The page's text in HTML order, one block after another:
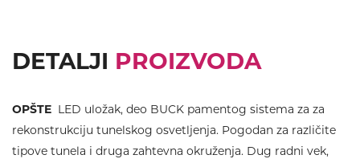
DETALJI PROIZVODA
OPŠTE LED uložak, deo BUCK pamentog sistema za za
rekonstrukciju tunelskog osvetljenja. Pogodan za različite
tipove tunela i druga zahtevna okruženja. Dug radni vek,